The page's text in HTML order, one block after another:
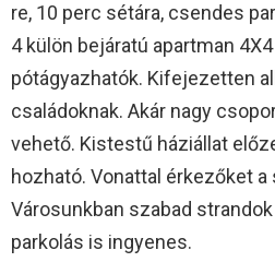
re, 10 perc sétára, csendes
4 külön bejáratú apartman
pótágyazhatók. Kifejezetten
családoknak. Akár nagy
vehető. Kistestű háziállat
hozható. Vonattal érkezőket
Városunkban szabad
parkolás is ingyenes.